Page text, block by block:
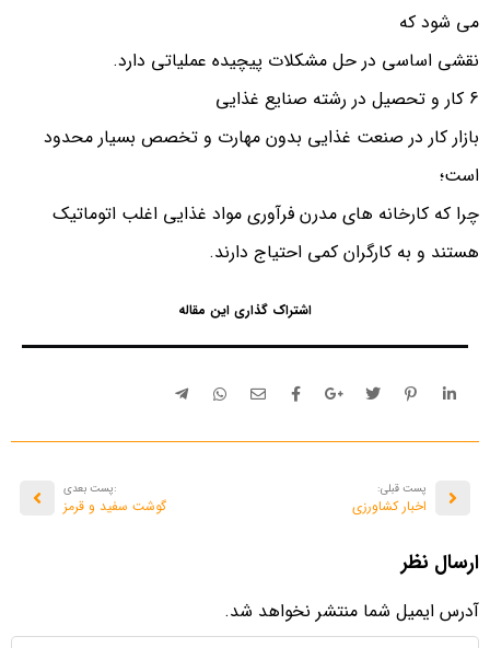
می شود که
نقشی اساسی در حل مشکلات پیچیده عملیاتی دارد.
6 کار و تحصیل در رشته صنایع غذایی
بازار کار در صنعت غذایی بدون مهارت و تخصص بسیار محدود
است؛
چرا که کارخانه های مدرن فرآوری مواد غذایی اغلب اتوماتیک
هستند و به کارگران کمی احتیاج دارند.
اشتراک گذاری این مقاله
پست قبلی:
اخبار کشاورزی
:پست بعدی
گوشت سفید و قرمز
ارسال نظر
آدرس ایمیل شما منتشر نخواهد شد.